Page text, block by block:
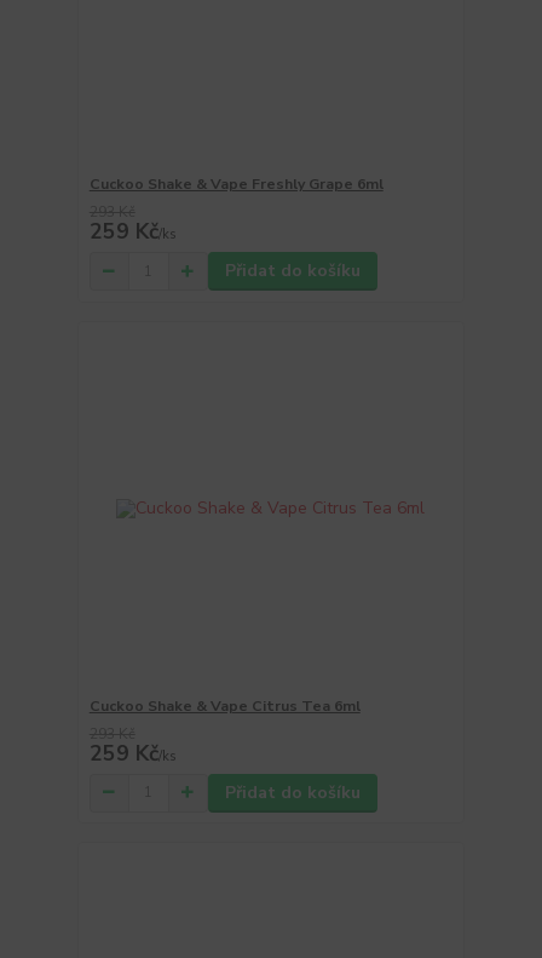
Cuckoo Shake & Vape Freshly Grape 6ml
259 Kč/ks
Přidat do košíku
Cuckoo Shake & Vape Citrus Tea 6ml
259 Kč/ks
Přidat do košíku